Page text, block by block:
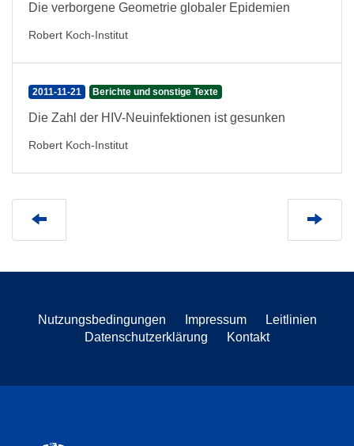
Die verborgene Geometrie globaler Epidemien
Robert Koch-Institut
2011-11-21 Berichte und sonstige Texte
Die Zahl der HIV-Neuinfektionen ist gesunken
Robert Koch-Institut
Nutzungsbedingungen Impressum
Leitlinien
Datenschutzerklärung
Kontakt